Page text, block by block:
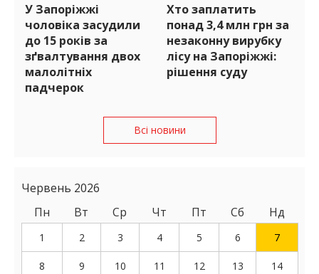
У Запоріжжі
чоловіка засудили
до 15 років за
зґвалтування двох
малолітніх
падчерок
Хто заплатить
понад 3,4 млн грн за
незаконну вирубку
лісу на Запоріжжі:
рішення суду
Всі новини
Червень 2026
Пн
Вт Ср Чт Пт Сб Нд
1 2 3 4 5 6 7
8 9 10 11 12 13 14